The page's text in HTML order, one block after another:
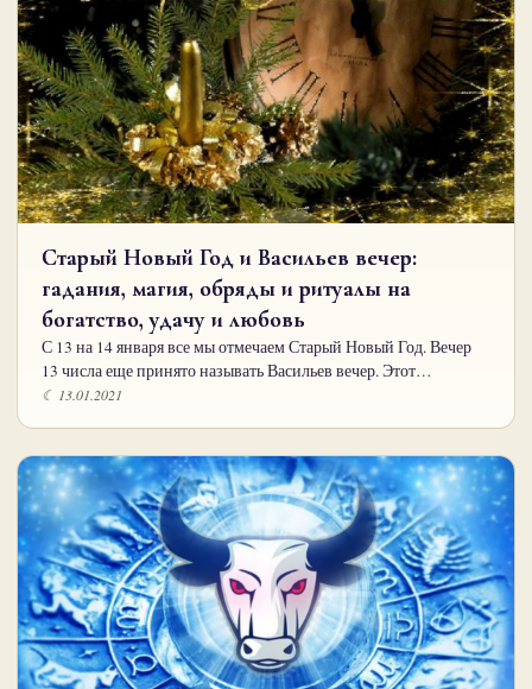
Старый Новый Год и Васильев вечер:
гадания, магия, обряды и ритуалы на
богатство, удачу и любовь
С 13 на 14 января все мы отмечаем Старый Новый Год. Вечер
13 числа еще принято называть Васильев вечер. Этот…
☾ 13.01.2021